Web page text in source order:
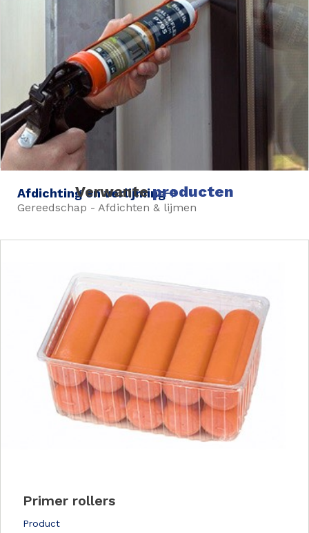
Afdichting en verlijming
Gereedschap - Afdichten & lijmen
Verwanteproducten
Primer rollers
Product